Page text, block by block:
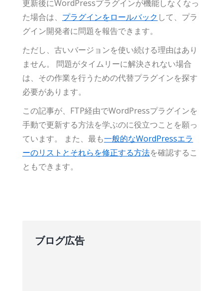
更新後にWordPressプラグインが機能しなくなっ
た場合は、 プラグインをロールバック して、プラ
グイン開発者に問題を報告できます。
ただし、古いバージョンを使い続ける理由はあり
ません。 問題がタイムリーに解決されない場合
は、その作業を行うための代替プラグインを探す
必要があります。
この記事が、FTP経由でWordPressプラグインを
手動で更新する方法を学ぶのに役立つことを願っ
ています。 また、最も一般的なWordPressエラ
ーのリストとそれらを修正する方法を確認するこ
ともできます。
ブログ広告